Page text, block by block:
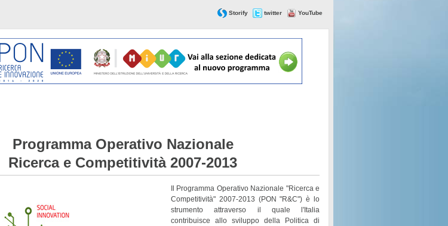
Storify twitter YouTube
Programma Operativo Nazionale
Ricerca e Competitività 2007-2013
Il Programma Operativo Nazionale "Ricerca e
Competitività" 2007-2013 (PON "R&C") è lo
strumento attraverso il quale l'Italia
contribuisce allo sviluppo della Politica di